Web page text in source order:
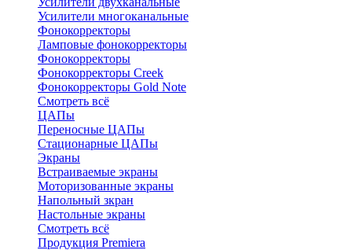
Усилители многоканальные
Фонокорректоры
Ламповые фонокорректоры
Фонокорректоры
Фонокорректоры Creek
Фонокорректоры Gold Note
Смотреть всё
ЦАПы
Переносные ЦАПы
Стационарные ЦАПы
Экраны
Встраиваемые экраны
Моторизованные экраны
Напольный зкран
Настольные экраны
Смотреть всё
Продукция Premiera